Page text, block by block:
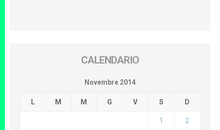
CALENDARIO
Novembre 2014
L M M G V S D
1 2